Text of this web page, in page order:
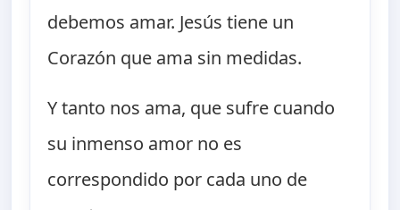
debemos amar. Jesús tiene un
Corazón que ama sin medidas.
Y tanto nos ama, que sufre cuando
su inmenso amor no es
correspondido por cada uno de